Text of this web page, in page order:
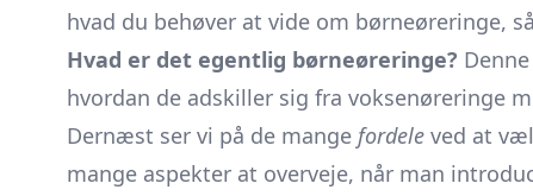
hvad du behøver at vide om børneøreringe,
Hvad er det egentlig børneøreringe?
hvordan de adskiller sig fra voksenøreringe
Dernæst ser vi på de mange fordele ved at
mange aspekter at overveje, når man